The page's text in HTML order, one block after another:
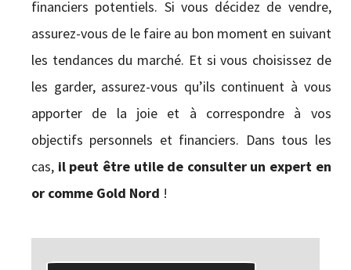
financiers potentiels. Si vous décidez de vendre,
assurez-vous de le faire au bon moment en suivant
les tendances du marché. Et si vous choisissez de
les garder, assurez-vous qu’ils continuent à vous
apporter de la joie et à correspondre à vos
objectifs personnels et financiers. Dans tous les
cas,il peut être utile de consulter un expert en
or comme Gold Nord !